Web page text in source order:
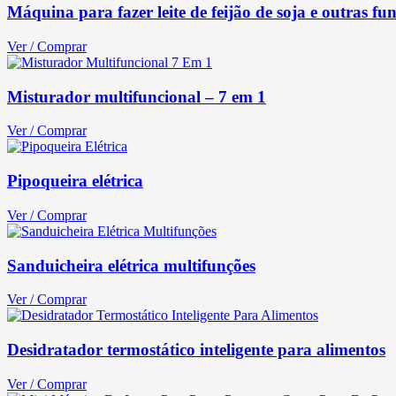
Máquina para fazer leite de feijão de soja e outras
Ver / Comprar
Misturador multifuncional – 7 em 1
Ver / Comprar
Pipoqueira elétrica
Ver / Comprar
Sanduicheira elétrica multifunções
Ver / Comprar
Desidratador termostático inteligente para alimentos
Ver / Comprar